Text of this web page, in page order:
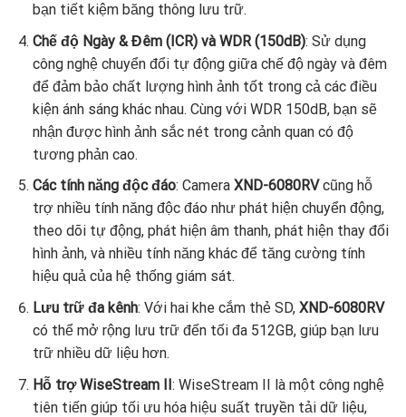
bạn tiết kiệm băng thông lưu trữ.
Chế độ Ngày & Đêm (ICR) và WDR (150dB): Sử dụng
công nghệ chuyển đổi tự động giữa chế độ ngày và đêm
để đảm bảo chất lượng hình ảnh tốt trong cả các điều
kiện ánh sáng khác nhau. Cùng với WDR 150dB, bạn sẽ
nhận được hình ảnh sắc nét trong cảnh quan có độ
tương phản cao.
Các tính năng độc đáo: Camera XND-6080RVcũng hỗ
trợ nhiều tính năng độc đáo như phát hiện chuyển động,
theo dõi tự động, phát hiện âm thanh, phát hiện thay đổi
hình ảnh, và nhiều tính năng khác để tăng cường tính
hiệu quả của hệ thống giám sát.
Lưu trữ đa kênh: Với hai khe cắm thẻ SD, XND-6080RV
có thể mở rộng lưu trữ đến tối đa 512GB, giúp bạn lưu
trữ nhiều dữ liệu hơn.
Hỗ trợ WiseStream II: WiseStream II là một công nghệ
tiên tiến giúp tối ưu hóa hiệu suất truyền tải dữ liệu,